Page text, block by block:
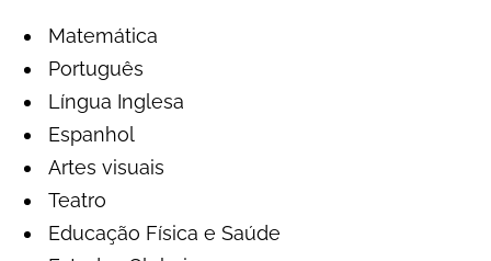
Matemática
Português
Língua Inglesa
Espanhol
Artes visuais
Teatro
Educação Física e Saúde